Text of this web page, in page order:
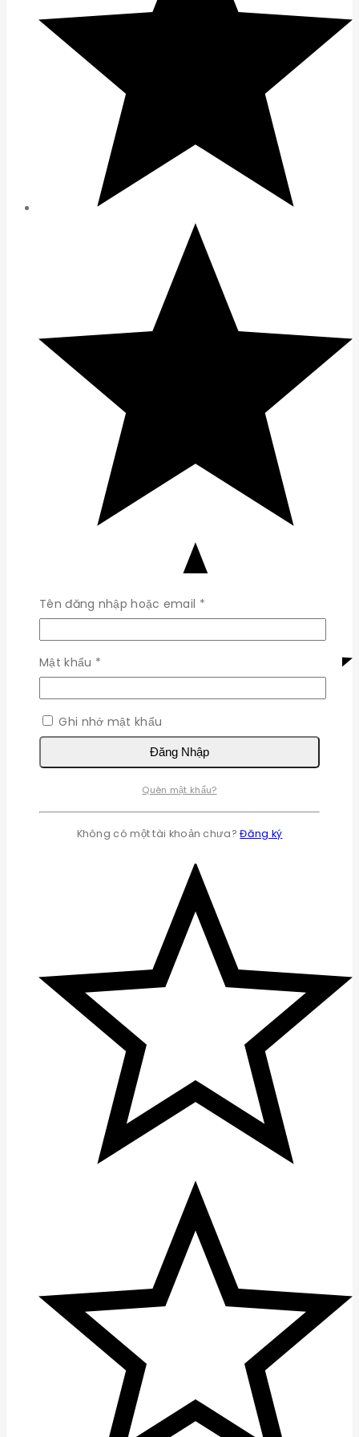
Tên đăng nhập hoặc email *Bắt
buộc
Mật khẩu *
buộc
Ghi nhớ mật khẩu
Đăng Nhập
Quên mật khẩu?
Không có một tài khoản chưa?Đăng ký